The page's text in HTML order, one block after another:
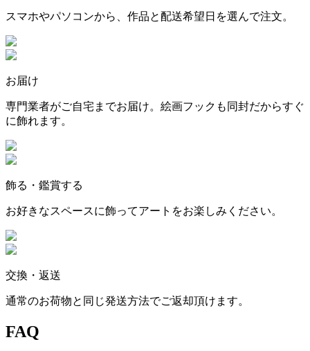
スマホやパソコンから、作品と配送希望日を選んで注文。
お届け
専門業者がご自宅までお届け。絵画フックも同封だからすぐ
に飾れます。
飾る・鑑賞する
お好きなスペースに飾ってアートをお楽しみください。
交換・返送
通常のお荷物と同じ発送方法でご返却頂けます。
FAQ